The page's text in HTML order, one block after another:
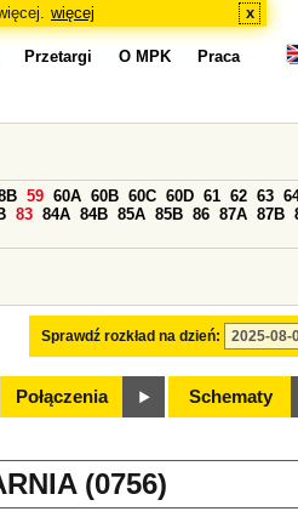
więcej x
Przetargi O MPK Praca
Sprawdź rozkład na dzień:
59 60A 60B 60C 60D 61 62 63
83 84A 84B 85A 85B 86 87A 87B
Połączenia Schematy
(0756)